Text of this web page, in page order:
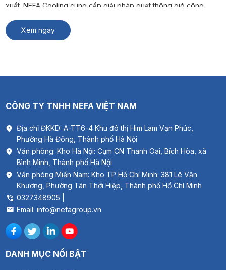
xuất. NEFA Cooling cung cấp giải pháp quạt thông gió công
Xem thêm: Thông gió biệt thự Quạt […]
Xem ngay
CÔNG TY TNHH NEFA VIỆT NAM
Địa chỉ ĐKKD: A-TT6-4 Khu đô thị Him Lam Vạn Phúc,
Phường Hà Đông, Thành phố Hà Nội
Văn phòng: Kho Hà Nội: Cụm CN Thanh Oai, Bích Hòa, xã
Bình Minh, Thành phố Hà Nội
Văn phòng Miền Nam: Kho TP Hồ Chí Minh: 381 Lê Văn
Khương, Phường Tân Thới Hiệp, Thành phố Hồ Chí Minh
0327348905 |
Email: info@nefagroup.vn
DANH MỤC NỔI BẬT